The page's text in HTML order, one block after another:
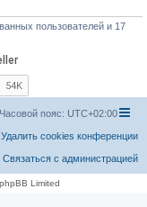
пользователей и 17
Часовой пояс: UTC+02:00
Удалить cookies конференции
Связаться с администрацией
Limited